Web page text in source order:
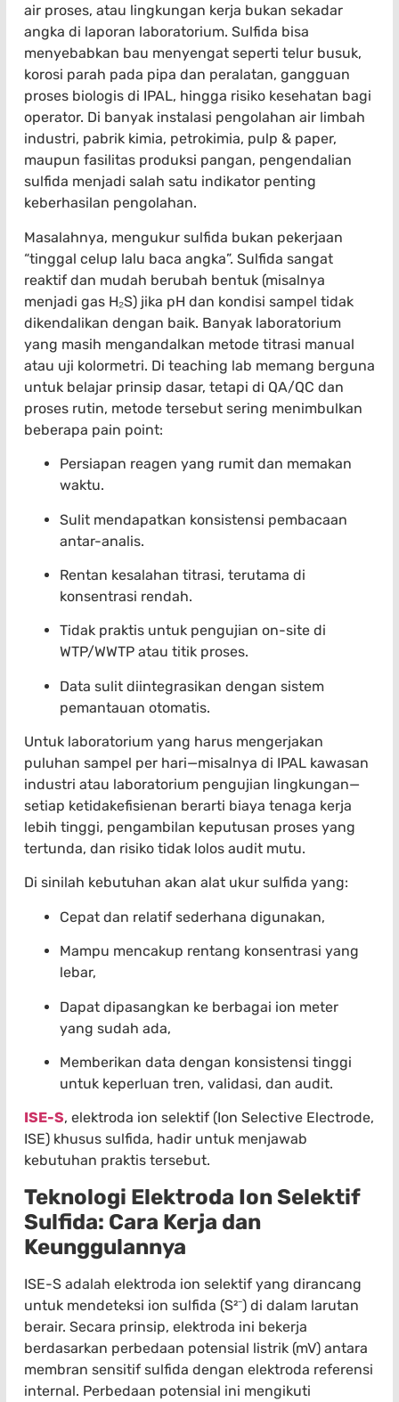
air proses, atau lingkungan kerja bukan sekadar
angka di laporan laboratorium. Sulfida bisa
menyebabkan bau menyengat seperti telur busuk,
korosi parah pada pipa dan peralatan, gangguan
proses biologis di IPAL, hingga risiko kesehatan bagi
operator. Di banyak instalasi pengolahan air limbah
industri, pabrik kimia, petrokimia, pulp & paper,
maupun fasilitas produksi pangan, pengendalian
sulfida menjadi salah satu indikator penting
keberhasilan pengolahan.
Masalahnya, mengukur sulfida bukan pekerjaan
“tinggal celup lalu baca angka”. Sulfida sangat
reaktif dan mudah berubah bentuk (misalnya
menjadi gas H₂S) jika pH dan kondisi sampel tidak
dikendalikan dengan baik. Banyak laboratorium
yang masih mengandalkan metode titrasi manual
atau uji kolormetri. Di teaching lab memang berguna
untuk belajar prinsip dasar, tetapi di QA/QC dan
proses rutin, metode tersebut sering menimbulkan
beberapa pain point:
Persiapan reagen yang rumit dan memakan
waktu.
Sulit mendapatkan konsistensi pembacaan
antar-analis.
Rentan kesalahan titrasi, terutama di
konsentrasi rendah.
Tidak praktis untuk pengujian on-site di
WTP/WWTP atau titik proses.
Data sulit diintegrasikan dengan sistem
pemantauan otomatis.
Untuk laboratorium yang harus mengerjakan
puluhan sampel per hari—misalnya di IPAL kawasan
industri atau laboratorium pengujian lingkungan—
setiap ketidakefisienan berarti biaya tenaga kerja
lebih tinggi, pengambilan keputusan proses yang
tertunda, dan risiko tidak lolos audit mutu.
Di sinilah kebutuhan akan alat ukur sulfida yang:
Cepat dan relatif sederhana digunakan,
Mampu mencakup rentang konsentrasi yang
lebar,
Dapat dipasangkan ke berbagai ion meter
yang sudah ada,
Memberikan data dengan konsistensi tinggi
untuk keperluan tren, validasi, dan audit.
ISE-S, elektroda ion selektif (Ion Selective Electrode,
ISE) khusus sulfida, hadir untuk menjawab
kebutuhan praktis tersebut.
Teknologi Elektroda Ion Selektif
Sulfida: Cara Kerja dan
Keunggulannya
ISE-S adalah elektroda ion selektif yang dirancang
untuk mendeteksi ion sulfida (S²⁻) di dalam larutan
berair. Secara prinsip, elektroda ini bekerja
berdasarkan perbedaan potensial listrik (mV) antara
membran sensitif sulfida dengan elektroda referensi
internal. Perbedaan potensial ini mengikuti